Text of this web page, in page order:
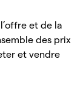
et de la
des prix
et vendre